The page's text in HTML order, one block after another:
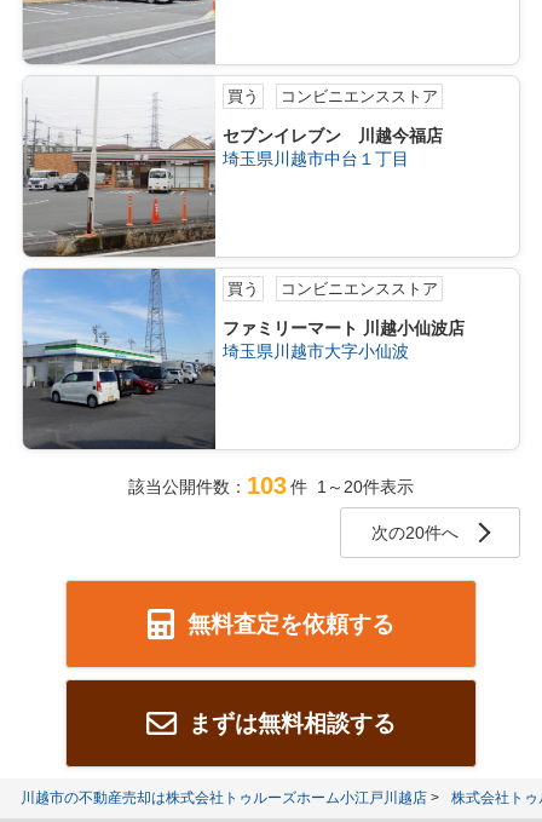
買う コンビニエンスストア
セブンイレブン 川越今福店
埼玉県川越市中台１丁目
買う コンビニエンスストア
ファミリーマート 川越小仙波店
埼玉県川越市大字小仙波
該当公開件数： 103件 1～20件表示
次の20件へ
無料査定を依頼する
まずは無料相談する
川越市の不動産売却は株式会社トゥルーズホーム小江戸川越店 株式会社ト